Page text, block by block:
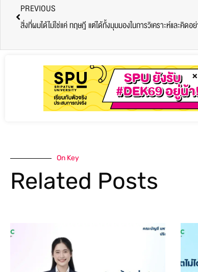
PREVIOUS
สิ่งที่ผมได้ไม่ใช่แค่ ทฤษฎี แต่ได้ทั้งมุมมองในการวิเคราะห์และคิดอ
On Key
Related Posts